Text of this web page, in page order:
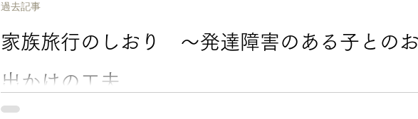
みんなの足を引っ張ってしまう ・・・などなど。 先生方や他のお子さん達も暑さの中、とっ
人にとっては負担の大きな行事なんですね。 当然、毎年この時期は荒れ、 登校しぶり などを
日なだめながら登校させるので、親にとっても試練の時期です。 特に、一年生の初めての運動
家族旅行のしおり 〜発達障害のある子とのお
出かけの工夫
過去記事